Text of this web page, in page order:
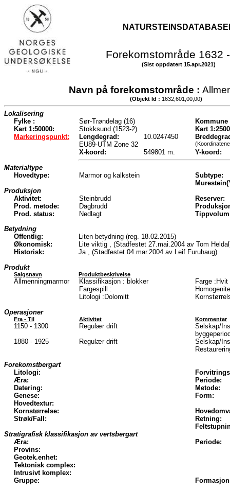
Forekomstområde 1632
(Sist oppdatert 15.apr.2021)
Navn på forekomstområde :
(Objekt Id : 1632,601,00,00)
Lokalisering
Fylke :
Sør-Trøndelag (16)
Kommune
Kart 1:50000:
Stokksund (1523-2)
Kart
Markeringspunkt:
Lengdegrad: 10.0247450
EU89-UTM Zone 32
X-koord: 549801 m.
Y-koord:
Materialtype
Hovedtype:
Marmor og kalkstein
Subtype:
Produksjon
Aktivitet:
Steinbrudd
Reserver:
Prod. metode:
Dagbrudd
Prod. status:
Nedlagt
Betydning
Offentlig:
Liten betydning (reg. 18.02.2015)
Økonomisk:
Lite viktig , (Stadfestet 27.mai.2004 av Tom
Historisk:
Ja , (Stadfestet 04.mar.2004 av Leif Furuhaug)
Produkt
Salgsnavn Produktbeskrivelse
Allmenningmarmor Klassifikasjon : blokker
Farge :Hvit
Fargespill :
Litologi :Dolomitt
Operasjoner
Fra - Til Aktivitet Kommentar
1150 - 1300 Regulær drift
Selskap/
1880 - 1925
Regulær drift
Selskap/
Forekomstbergart
Litologi:
Æra:
Periode:
Datering:
Metode:
Genese:
Form:
Hovedtextur:
Kornstørrelse:
Strøk/Fall:
Retning:
Stratigrafisk klassifikasjon av vertsbergart
Æra:
Periode:
Provins:
Geotek.enhet:
Tektonisk complex:
Intrusivt komplex:
Gruppe: